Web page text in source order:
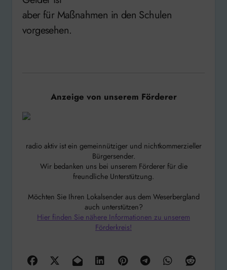
aber für Maßnahmen in den Schulen
vorgesehen.
Anzeige von unserem Förderer
radio aktiv ist ein gemeinnütziger und nichtkommerzieller
Bürgersender.
Wir bedanken uns bei unserem Förderer für die
freundliche Unterstützung.
Möchten Sie Ihren Lokalsender aus dem Weserbergland
auch unterstützen?
Hier finden Sie nähere Informationen zu unserem
Förderkreis!